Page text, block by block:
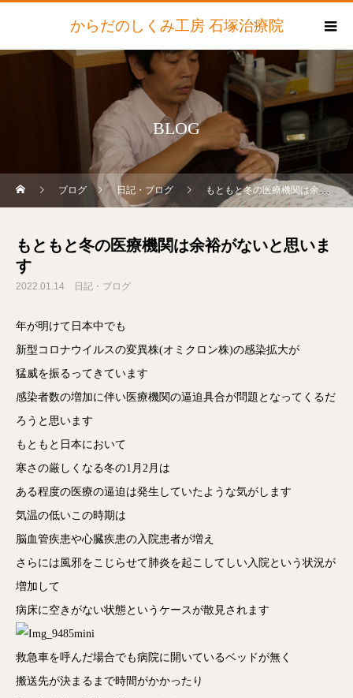
からだのしくみ工房 石塚治療院
BLOG
ブログ 日記・ブログ もともと冬の医療機関は余裕がないと思います
もともと冬の医療機関は余裕がないと思いま
す
2022.01.14 日記・ブログ
年が明けて日本中でも
新型コロナウイルスの変異株(オミクロン株)の感染拡大が
猛威を振るってきています
感染者数の増加に伴い医療機関の逼迫具合が問題となってくるだ
ろうと思います
もともと日本において
寒さの厳しくなる冬の1月2月は
ある程度の医療の逼迫は発生していたような気がします
気温の低いこの時期は
脳血管疾患や心臓疾患の入院患者が増え
さらには風邪をこじらせて肺炎を起こしてしい入院という状況が
増加して
病床に空きがない状態というケースが散見されます
救急車を呼んだ場合でも病院に開いているベッドが無く
搬送先が決まるまで時間がかかったり